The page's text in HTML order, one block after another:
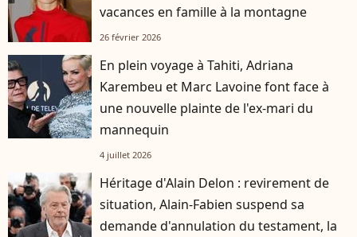
vacances en famille à la montagne
26 février 2026
En plein voyage à Tahiti, Adriana
Karembeu et Marc Lavoine font face à
une nouvelle plainte de l'ex-mari du
mannequin
4 juillet 2026
Héritage d'Alain Delon : revirement de
situation, Alain-Fabien suspend sa
demande d'annulation du testament, la